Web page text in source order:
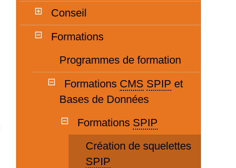
Conseil
Formations
Programmes de formation
Formations CMS SPIP et
Bases de Données
Formations SPIP
Création de squelettes
SPIP